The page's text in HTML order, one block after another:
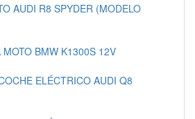
AUDI R8 SPYDER (MODELO
MOTO BMW K1300S 12V
ELÉCTRICO AUDI Q8